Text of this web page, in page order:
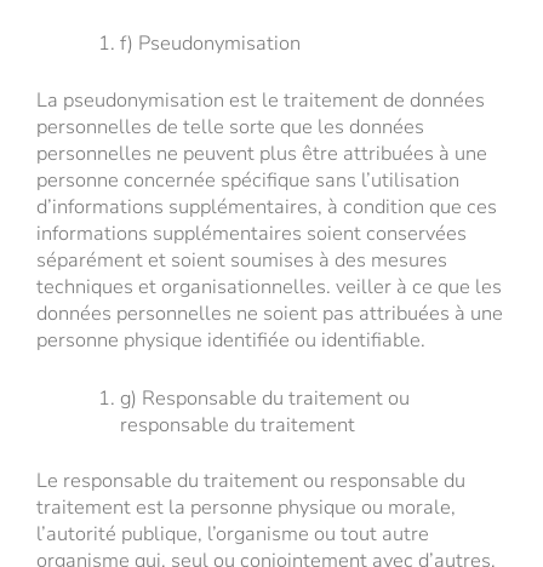
f) Pseudonymisation
La pseudonymisation est le traitement de données
personnelles de telle sorte que les données
personnelles ne peuvent plus être attribuées à une
personne concernée spécifique sans l’utilisation
d’informations supplémentaires, à condition que ces
informations supplémentaires soient conservées
séparément et soient soumises à des mesures
techniques et organisationnelles. veiller à ce que les
données personnelles ne soient pas attribuées à une
personne physique identifiée ou identifiable.
g) Responsable du traitement ou
responsable du traitement
Le responsable du traitement ou responsable du
traitement est la personne physique ou morale,
l’autorité publique, l’organisme ou tout autre
organisme qui, seul ou conjointement avec d’autres,